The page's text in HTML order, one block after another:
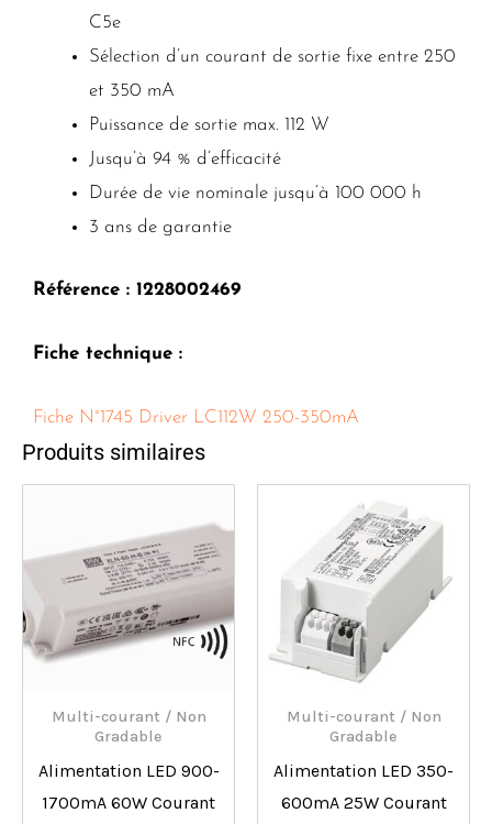
C5e
Sélection d’un courant de sortie fixe entre 250
et 350 mA
Puissance de sortie max. 112 W
Jusqu’à 94 % d’efficacité
Durée de vie nominale jusqu’à 100 000 h
3 ans de garantie
Référence : 1228002469
Fiche technique :
Fiche N°1745 Driver LC112W 250-350mA
Produits similaires
Multi-courant / Non
Gradable
Alimentation LED 900-
1700mA 60W Courant
Multi-courant / Non
Gradable
Alimentation LED 350-
600mA 25W Courant